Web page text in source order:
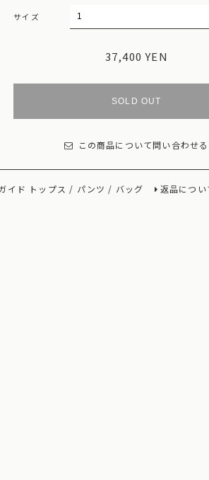
サイズ
37,400 YEN
SOLD OUT
この商品について問い合わせる
イド トップス / パンツ / バッグ 返品につい